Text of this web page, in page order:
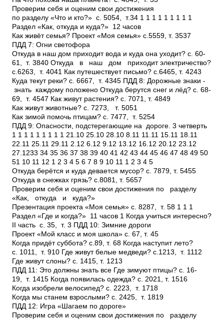
Проверим себя и оценим свои достижения
по разделу «Что и кто?» с. 50­54, т.34 1 1 1 1 1 1 1 1 1
Раздел «Как, откуда и куда?» ­ 12 часов
Как живёт семья? Проект «Моя семья» с.55­59, т. 35­37
ПДД 7: Огни светофора
Откуда в наш дом приходит вода и куда она уходит? с. 60­
61, т. 38­40 Откуда в наш дом приходит электричество?
с.62­63, т. 40­41 Как путешествует письмо? с.64­65, т. 42­43
Куда текут реки? с. 66­67, т. 43­45 ПДД 8: Дорожные знаки ­
знать каждому положено Откуда берутся снег и лёд? с. 68­
69, т. 45­47 Как живут растения? с. 70­71, т. 48­49
Как живут животные? с. 72­73, т. 50­51
Как зимой помочь птицам? с. 74­77, т. 52­54
ПДД 9: Опасности, подстерегающие на дороге. 3 четверть
1 1 1 1 1 1 1 1 1 21.10 25.10 28.10 8.11 11.11 15.11 18.11
22.11 25.11 29.11 2.12 6.12 9.12 13.12 16.12 20.12 23.12
27.1233 34 35 36 37 38 39 40 41 42 43 44 45 46 47 48 49 50
51 10 11 12 1 2 3 4 5 6 7 8 9 10 11 1 2 3 4 5
Откуда берётся и куда девается мусор? с. 78­79, т. 54­55
Откуда в снежках грязь? с.80­81, т. 56­57
Проверим себя и оценим свои достижения по разделу
«Как, откуда и куда?»
Презентация проекта «Моя семья» с. 82­87, т. 58 1 1 1
Раздел «Где и когда?» ­ 11 часов 1 Когда учиться интересно?
II часть с. 3­5, т. 3 ПДД 10: Зимние дороги
Проект «Мой класс и моя школа» с. 6­7, т. 4­5
Когда придёт суббота? с.8­9, т. 6­8 Когда наступит лето?
с. 10­11, т. 9­10 Где живут белые медведи? с.12­13, т. 11­12
Где живут слоны? с. 14­15, т. 12­13
ПДД 11: Это должны знать все Где зимуют птицы? с. 16­
19, т. 14­15 Когда появилась одежда? с. 20­21, т. 15­16
Когда изобрели велосипед? с. 22­23, т. 17­18
Когда мы станем взрослыми? с. 24­25, т. 18­19
ПДД 12: Игра «Шагаем по дороге»
Проверим себя и оценим свои достижения по разделу